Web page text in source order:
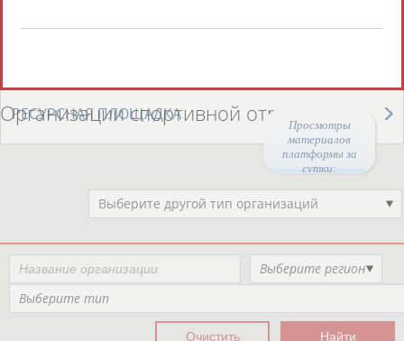
Просмотры
материалов
платформы за
сутки:
РЕСУРСНАЯ ПЛОЩАДКА
Организации спортивной отрасли
Выберите другой тип организаций
Выберите регион
Выберите тип